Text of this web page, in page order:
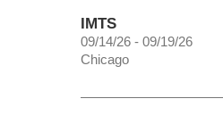
IMTS
09/14/26 - 09/19/26
Chicago